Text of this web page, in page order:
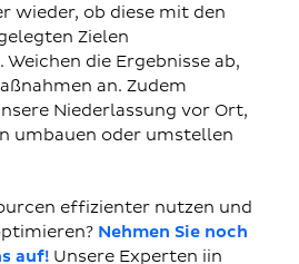
wieder, ob diese mit den
Zielen
die Ergebnisse ab,
an. Zudem
Niederlassung vor Ort,
umbauen oder umstellen
effizienter nutzen und
Nehmen Sie noch
auf! Unsere Experten iin